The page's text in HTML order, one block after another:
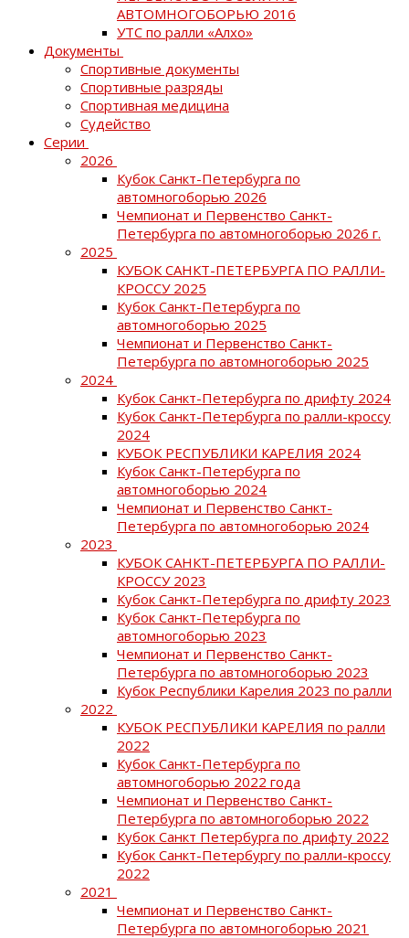
АВТОМНОГОБОРЬЮ 2016
УТС по ралли «Алхо»
Документы
Спортивные документы
Спортивные разряды
Спортивная медицина
Судейство
Серии
2026
Кубок Санкт-Петербурга по
автомногоборью 2026
Чемпионат и Первенство Санкт-
Петербурга по автомногоборью 2026 г.
2025
КУБОК САНКТ-ПЕТЕРБУРГА ПО РАЛЛИ-
КРОССУ 2025
Кубок Санкт-Петербурга по
автомногоборью 2025
Чемпионат и Первенство Санкт-
Петербурга по автомногоборью 2025
2024
Кубок Санкт-Петербурга по дрифту 2024
Кубок Санкт-Петербурга по ралли-кроссу
2024
КУБОК РЕСПУБЛИКИ КАРЕЛИЯ 2024
Кубок Санкт-Петербурга по
автомногоборью 2024
Чемпионат и Первенство Санкт-
Петербурга по автомногоборью 2024
2023
КУБОК САНКТ-ПЕТЕРБУРГА ПО РАЛЛИ-
КРОССУ 2023
Кубок Санкт-Петербурга по дрифту 2023
Кубок Санкт-Петербурга по
автомногоборью 2023
Чемпионат и Первенство Санкт-
Петербурга по автомногоборью 2023
Кубок Республики Карелия 2023 по ралли
2022
КУБОК РЕСПУБЛИКИ КАРЕЛИЯ по ралли
2022
Кубок Санкт-Петербурга по
автомногоборью 2022 года
Чемпионат и Первенство Санкт-
Петербурга по автомногоборью 2022
Кубок Санкт Петербурга по дрифту 2022
Кубок Санкт-Петербургу по ралли-кроссу
2022
2021
Чемпионат и Первенство Санкт-
Петербурга по автомногоборью 2021